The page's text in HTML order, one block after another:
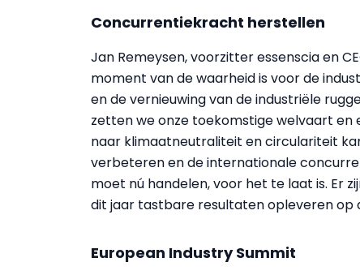
Concurrentiekracht herstellen
Jan Remeysen, voorzitter essenscia en
moment van de waarheid is voor de
en de vernieuwing van de industriële
zetten we onze toekomstige welvaart en
naar klimaatneutraliteit en circulariteit
verbeteren en de internationale
moet nú handelen, voor het te laat is. Er
dit jaar tastbare resultaten opleveren op
European Industry Summit